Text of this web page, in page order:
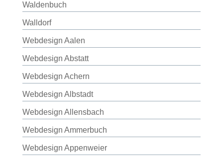
Waldenbuch
Walldorf
Webdesign Aalen
Webdesign Abstatt
Webdesign Achern
Webdesign Albstadt
Webdesign Allensbach
Webdesign Ammerbuch
Webdesign Appenweier